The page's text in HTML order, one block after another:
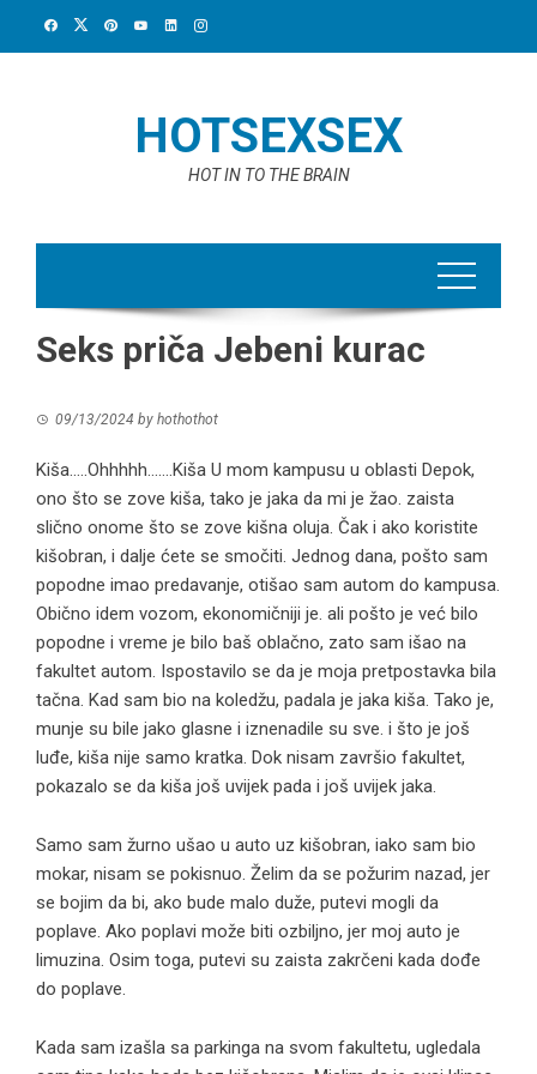
HOTSEXSEX
HOT IN TO THE BRAIN
Seks priča Jebeni kurac
09/13/2024 by hothothot
Kiša…..Ohhhhh…….Kiša U mom kampusu u oblasti Depok,
ono što se zove kiša, tako je jaka da mi je žao. zaista
slično onome što se zove kišna oluja. Čak i ako koristite
kišobran, i dalje ćete se smočiti. Jednog dana, pošto sam
popodne imao predavanje, otišao sam autom do kampusa.
Obično idem vozom, ekonomičniji je. ali pošto je već bilo
popodne i vreme je bilo baš oblačno, zato sam išao na
fakultet autom. Ispostavilo se da je moja pretpostavka bila
tačna. Kad sam bio na koledžu, padala je jaka kiša. Tako je,
munje su bile jako glasne i iznenadile su sve. i što je još
luđe, kiša nije samo kratka. Dok nisam završio fakultet,
pokazalo se da kiša još uvijek pada i još uvijek jaka.
Samo sam žurno ušao u auto uz kišobran, iako sam bio
mokar, nisam se pokisnuo. Želim da se požurim nazad, jer
se bojim da bi, ako bude malo duže, putevi mogli da
poplave. Ako poplavi može biti ozbiljno, jer moj auto je
limuzina. Osim toga, putevi su zaista zakrčeni kada dođe
do poplave.
Kada sam izašla sa parkinga na svom fakultetu, ugledala